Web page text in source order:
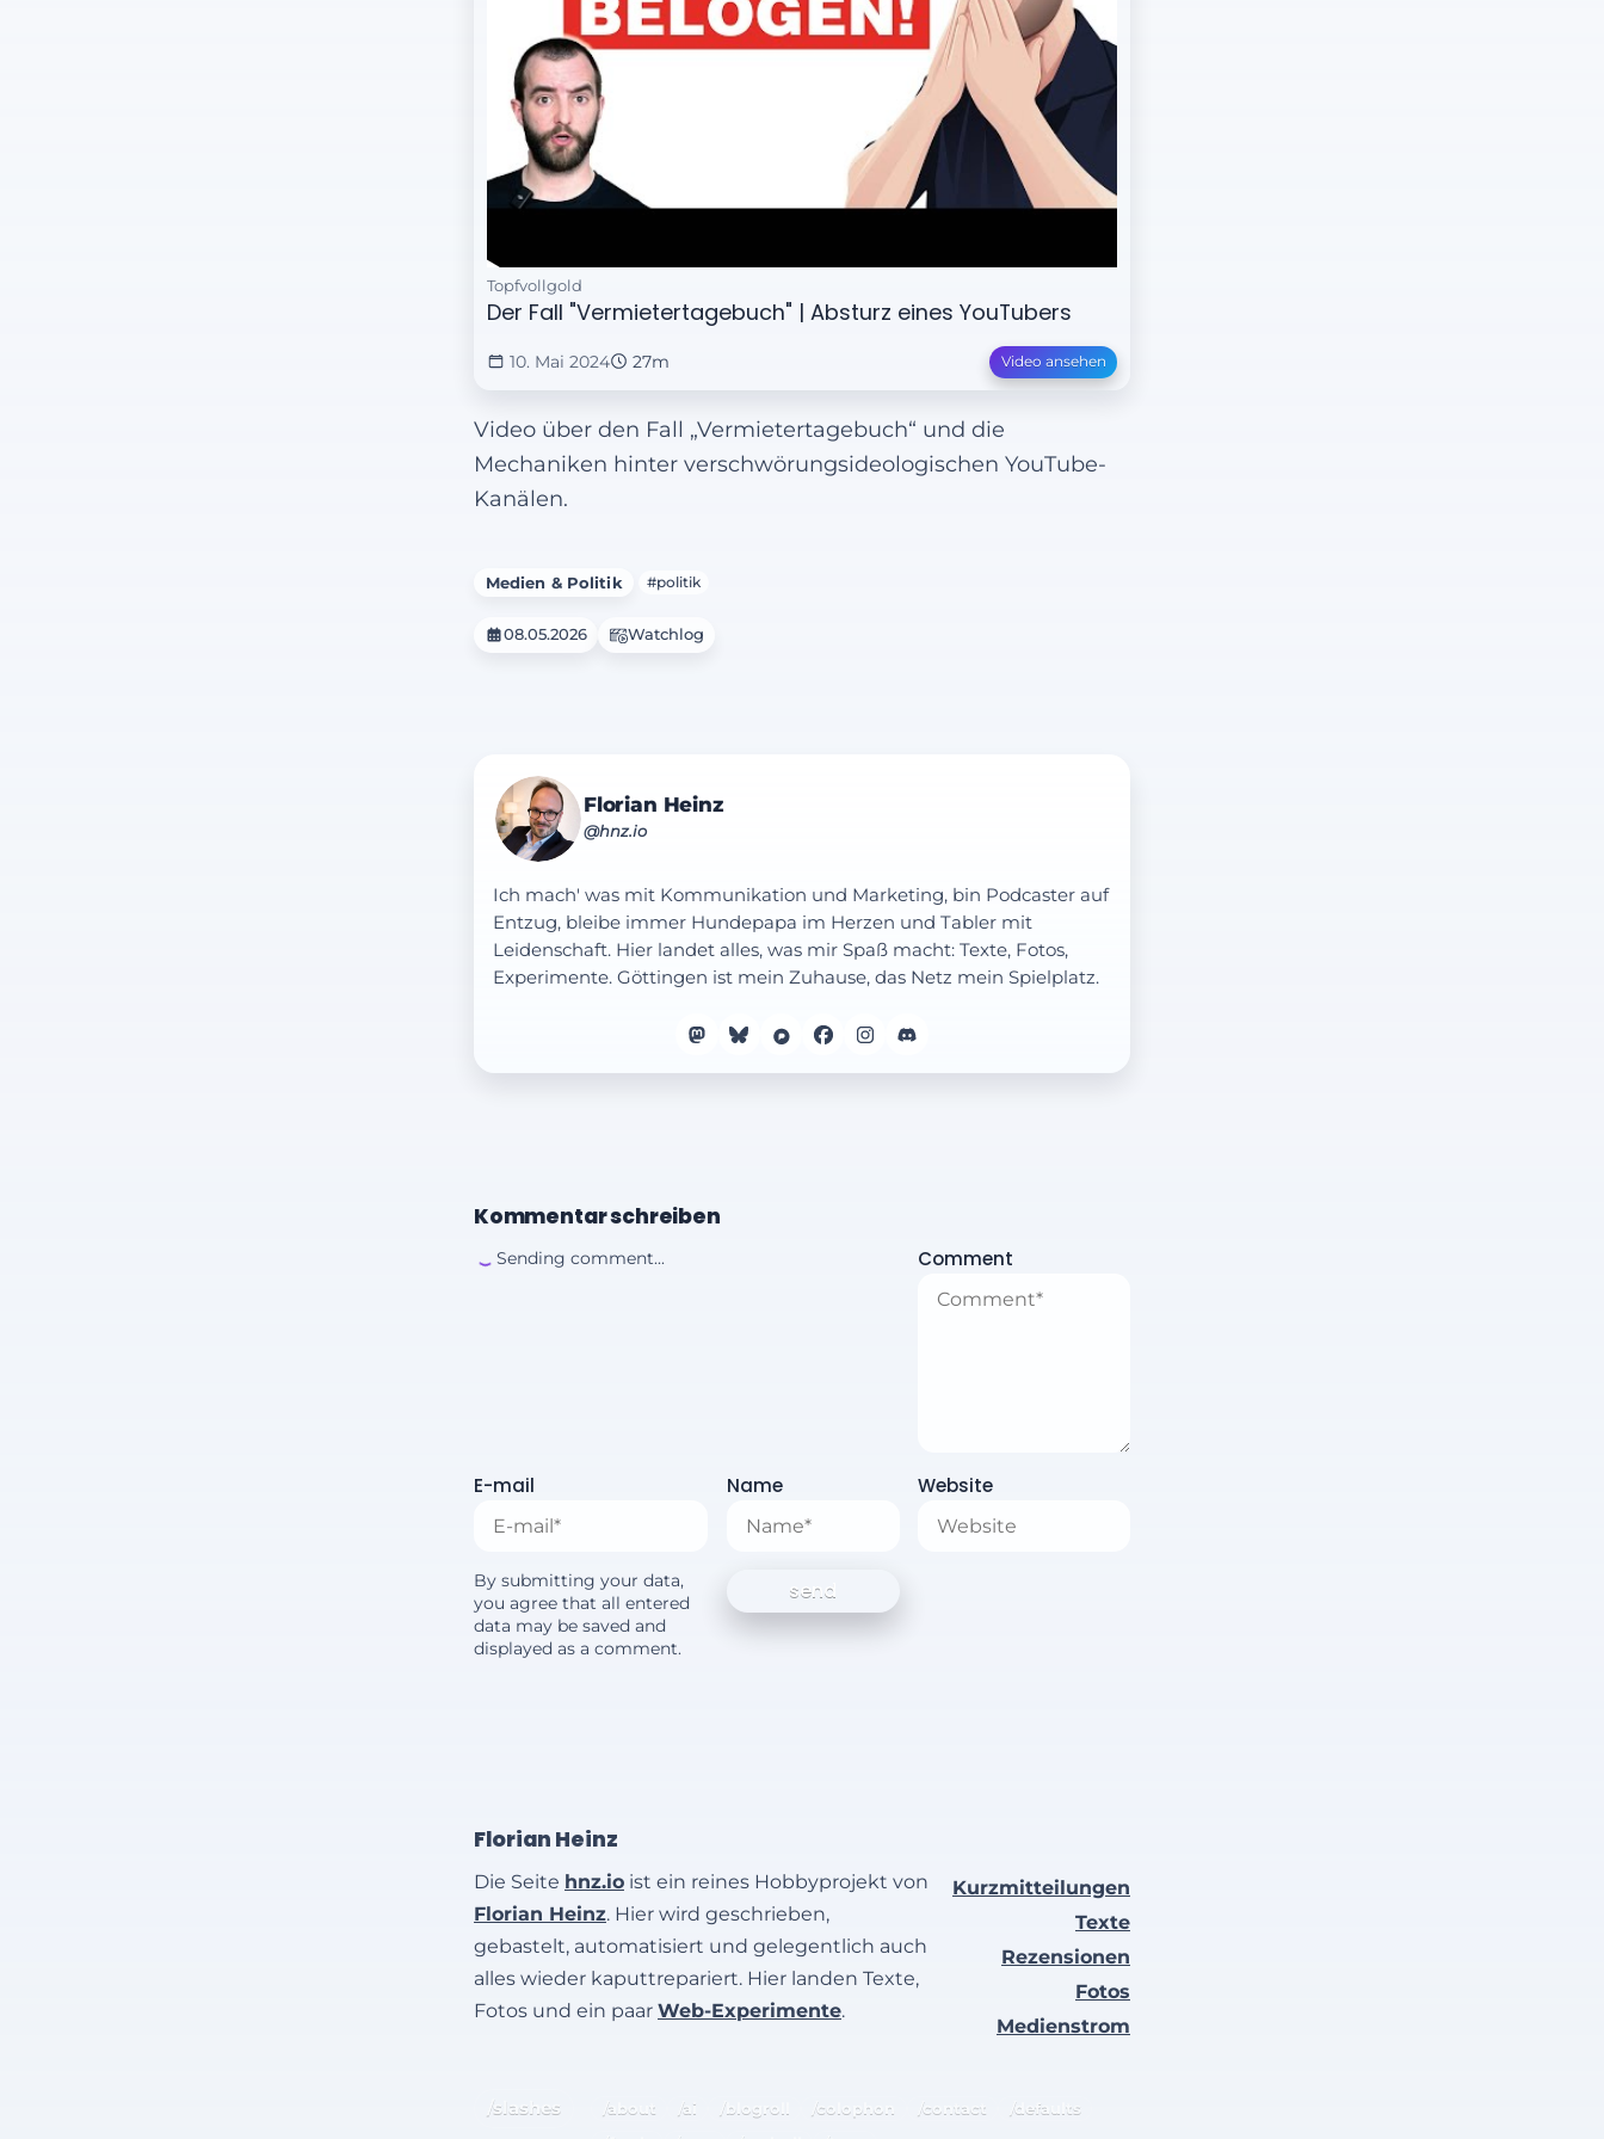
Video laden
Topfvollgold
Der Fall "Vermietertagebuch" | Absturz eines YouTubers
10. Mai 2024 27m Video ansehen
Video über den Fall „Vermietertagebuch“ und die
Mechaniken hinter verschwörungsideologischen YouTube-
Kanälen.
Medien & Politik #politik
08.05.2026 Watchlog
Florian Heinz
@hnz.io
Ich mach' was mit Kommunikation und Marketing, bin Podcaster auf
Entzug, bleibe immer Hundepapa im Herzen und Tabler mit
Leidenschaft. Hier landet alles, was mir Spaß macht: Texte, Fotos,
Experimente. Göttingen ist mein Zuhause, das Netz mein Spielplatz.
Kommentar schreiben
Sending comment... Comment
E-mail Name Website
By submitting your data,
you agree that all entered
data may be saved and
displayed as a comment.
Florian Heinz
Die Seite hnz.io ist ein reines Hobbyprojekt von
Florian Heinz. Hier wird geschrieben,
gebastelt, automatisiert und gelegentlich auch
alles wieder kaputtrepariert. Hier landen Texte,
Fotos und ein paar Web-Experimente.
Kurzmitteilungen
Texte
Rezensionen
Fotos
Medienstrom
/slashes /about /ai /blogroll /colophon /contact
/defaults